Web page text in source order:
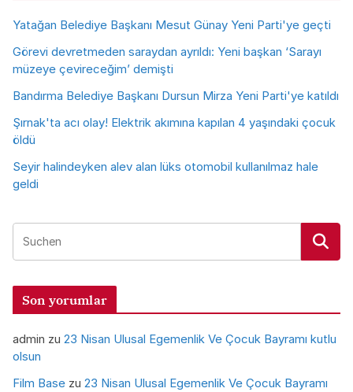
Yatağan Belediye Başkanı Mesut Günay Yeni Parti'ye geçti
Görevi devretmeden saraydan ayrıldı: Yeni başkan ‘Sarayı
müzeye çevireceğim’ demişti
Bandırma Belediye Başkanı Dursun Mirza Yeni Parti'ye katıldı
Şırnak'ta acı olay! Elektrik akımına kapılan 4 yaşındaki çocuk
öldü
Seyir halindeyken alev alan lüks otomobil kullanılmaz hale
geldi
Son yorumlar
admin zu 23 Nisan Ulusal Egemenlik Ve Çocuk Bayramı kutlu
olsun
Film Base zu 23 Nisan Ulusal Egemenlik Ve Çocuk Bayramı